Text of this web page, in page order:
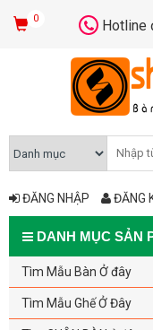
0 Hotline
ĐĂNG NHẬP ĐĂNG
DANH MỤC SẢN
Tìm Mẫu Bàn Ở đây
Tìm Mẫu Ghế Ở Đây